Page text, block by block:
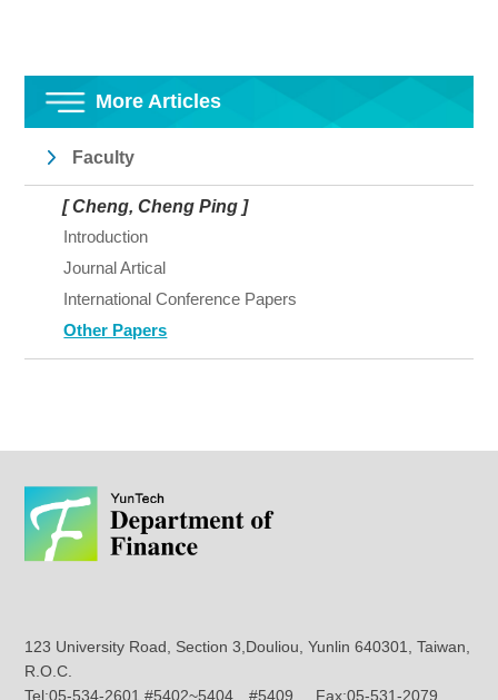
More Articles
Faculty
[ Cheng, Cheng Ping ]
Introduction
Journal Artical
International Conference Papers
Other Papers
123 University Road, Section 3,Douliou, Yunlin 640301, Taiwan,
R.O.C.
Tel:05-534-2601 #5402~5404、#5409 Fax:05-531-2079